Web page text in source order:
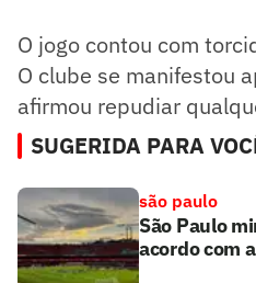
O jogo contou com
O clube se manifestou
afirmou repudiar
SUGERIDA PARA
são paulo
São Paulo
acordo com